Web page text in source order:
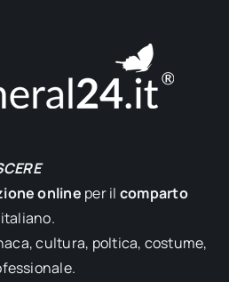
online per il comparto
italiano.
cultura, poltica, costume,